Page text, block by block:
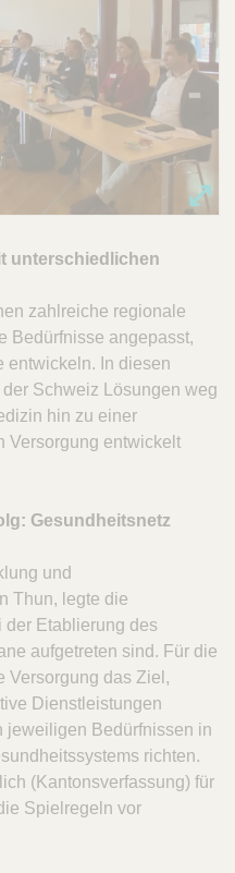
unterschiedlichen
zahlreiche regionale
Bedürfnisse angepasst,
entwickeln. In diesen
Schweiz Lösungen weg
hin zu einer
Versorgung entwickelt
Gesundheitsnetz
und
Thun, legte die
der Etablierung des
aufgetreten sind. Für die
Versorgung das Ziel,
Dienstleistungen
jeweiligen Bedürfnissen in
richten.
(Kantonsverfassung) für
Spielregeln vor